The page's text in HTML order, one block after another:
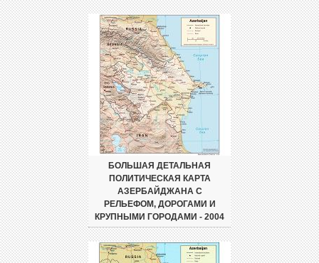
БОЛЬШАЯ ДЕТАЛЬНАЯ
ПОЛИТИЧЕСКАЯ КАРТА
АЗЕРБАЙДЖАНА С
РЕЛЬЕФОМ, ДОРОГАМИ И
КРУПНЫМИ ГОРОДАМИ - 2004